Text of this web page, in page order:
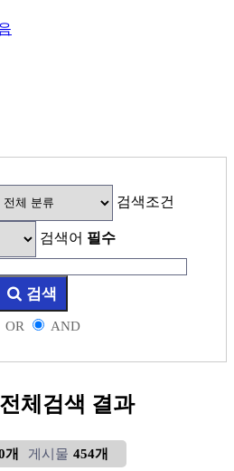
검색조건
검색어 필수
검색
OR AND
전체검색 결과
개 게시물 454개